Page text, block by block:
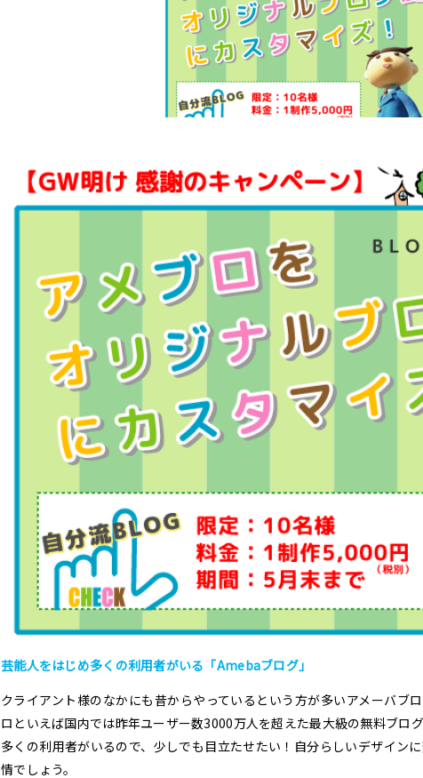
ー
ン】
着
10
5,000
ア
メ
ブ
ロ
を
オ
リ
ジ
ナ
ロ
グ
風
に
カ
ス
タ
ズ
し
ま
芸能人をはじめ多くの利用者がいる「Amebaブログ」
クライアント様のなかにも昔からやっているという方が多いアメーバブ
ロといえば国内では昨年ユーザー数3000万人を超えた最大級の無料ブログ
多くの利用者がいるので、少しでも目立たせたい！自分らしいデザイン
情でしょう。